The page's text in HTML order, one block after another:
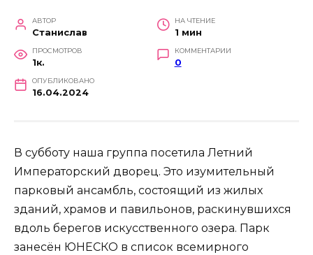
АВТОР
Станислав
НА ЧТЕНИЕ
1 мин
ПРОСМОТРОВ
1к.
КОММЕНТАРИИ
0
ОПУБЛИКОВАНО
16.04.2024
В субботу наша группа посетила Летний
Императорский дворец. Это изумительный
парковый ансамбль, состоящий из жилых
зданий, храмов и павильонов, раскинувшихся
вдоль берегов искусственного озера. Парк
занесён ЮНЕСКО в список всемирного